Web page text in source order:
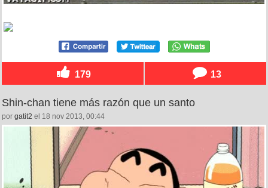
179 13
Shin-chan tiene más razón que un santo
por gatit2 el 18 nov 2013, 00:44